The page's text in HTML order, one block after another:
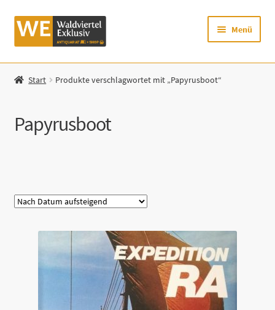
Zur
Navigation
Zum
Inhalt
Menü
Startseite
Mein Konto
Zur Waldviertel Exklusiv-Website
Start Produkte verschlagwortet mit „Papyrusboot“
Papyrusboot